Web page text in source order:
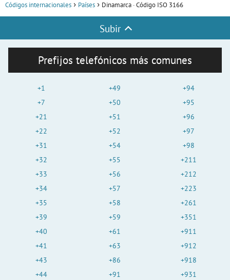
Códigos internacionales Países Dinamarca · Código ISO 3166
Subir
Prefijos telefónicos más comunes
+1
+7
+21
+22
+31
+32
+33
+34
+35
+39
+40
+41
+43
+44
+49
+50
+51
+52
+54
+55
+56
+57
+58
+59
+61
+63
+86
+91
+94
+95
+96
+97
+98
+211
+212
+223
+261
+351
+911
+912
+918
+931